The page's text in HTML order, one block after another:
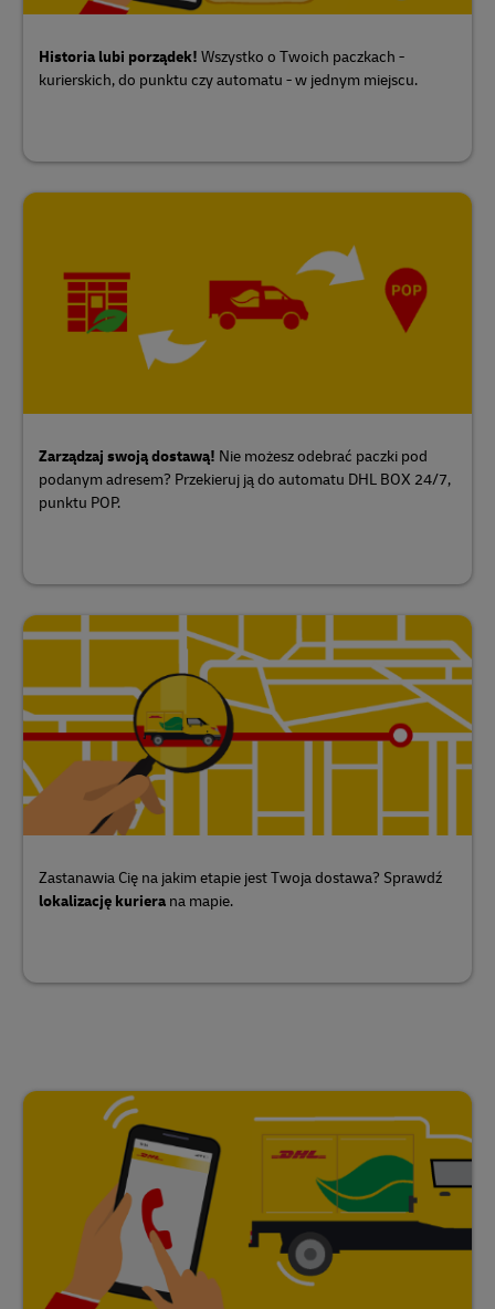
Historia lubi porządek! Wszystko o Twoich paczkach -
kurierskich, do punktu czy automatu - w jednym miejscu.
Zarządzaj swoją dostawą! Nie możesz odebrać paczki pod
podanym adresem? Przekieruj ją do automatu DHL BOX 24/7,
punktu POP.
Zastanawia Cię na jakim etapie jest Twoja dostawa? Sprawdź
lokalizację kuriera na mapie.